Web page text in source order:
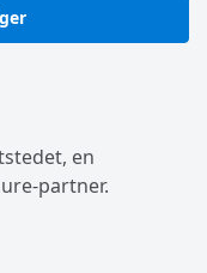
en
partner.